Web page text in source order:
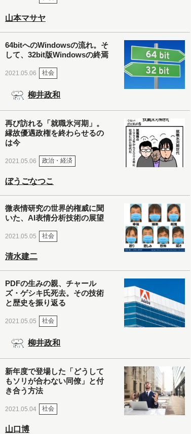
山本マサヤ
64bitへのWindowsの流れ。そ
して、32bit版Windowsの終焉
2021.05.06 社会
柳井政和
再び訪れる「就職氷河期」。
縁故優遇政権を終わらせるの
は今
2021.05.06 政治・経済
ぼうごなつこ
微表情研究の世界的権威に聞
いた、AI表情分析技術の展望
2021.05.05 社会
清水建二
PDFの生みの親、チャール
ズ・ゲシキ氏死去。その技術
と歴史を振り返る
2021.05.05 社会
柳井政和
新年度で登場した「どうして
もソリが合わない同僚」と付
き合う方法
2021.05.04 社会
山口博